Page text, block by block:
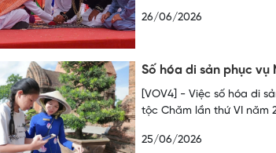
26/06/2026
Số hóa di sản phục vụ
[VOV4] - Việc số hóa di
tộc Chăm lần thứ VI năm
25/06/2026